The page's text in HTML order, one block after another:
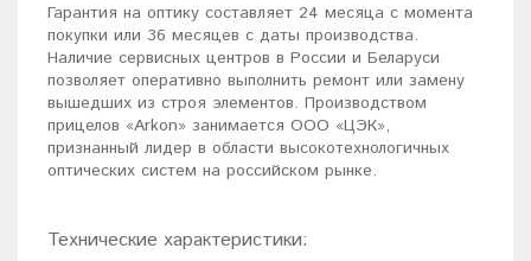
Гарантия на оптику составляет 24 месяца с момента
покупки или 36 месяцев с даты производства.
Наличие сервисных центров в России и Беларуси
позволяет оперативно выполнить ремонт или замену
вышедших из строя элементов. Производством
прицелов «Arkon» занимается ООО «ЦЭК»,
признанный лидер в области высокотехнологичных
оптических систем на российском рынке.
Технические характеристики: